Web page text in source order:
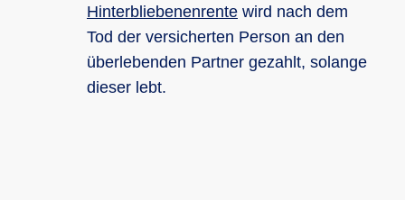
Hinterbliebenenrente wird nach dem
Tod der versicherten Person an den
überlebenden Partner gezahlt, solange
dieser lebt.